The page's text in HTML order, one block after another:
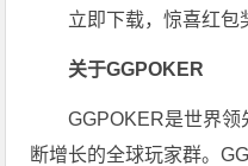
立即下载，惊喜红包
关于GGPOKER
GGPOKER是世界领
断增长的全球玩家群。